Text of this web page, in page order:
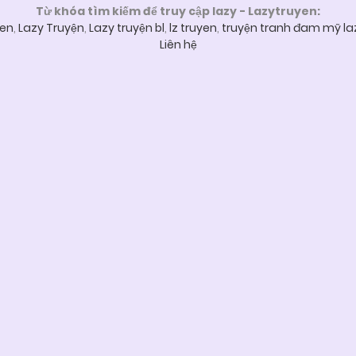
Từ khóa tìm kiếm để truy cập lazy - Lazytruyen:
, Lazy Truyện, Lazy truyện bl, lz truyen, truyện tranh đam mỹ
Liên hệ